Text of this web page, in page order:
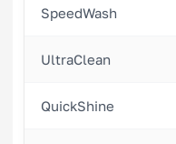
SpeedWash
UltraClean
QuickShine